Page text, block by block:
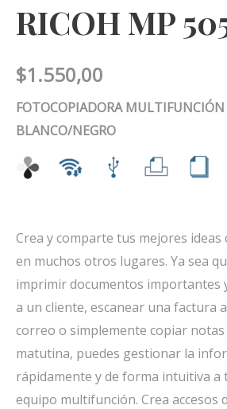
RICOH MP
$1.550,00
FOTOCOPIADORA
BLANCO/NEGRO
Crea y comparte tus mejores ideas
en muchos otros lugares. Ya sea
imprimir documentos importantes
a un cliente, escanear una factura
correo o simplemente copiar
matutina, puedes gestionar la
rápidamente y de forma intuitiva a
equipo multifunción. Crea accesos